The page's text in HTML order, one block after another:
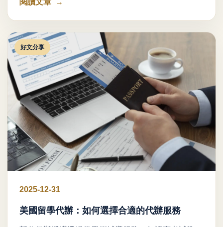
好文分享
2025-12-31
美國留學代辦：如何選擇合適的代辦服務